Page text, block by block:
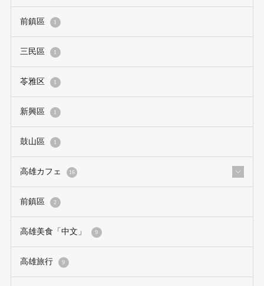
前鎮區 1
三民區 1
苓雅区 1
新興區 1
鼓山區 1
高雄カフェ 16
前鎮區 2
高雄美食「中文」 9
高雄旅行 9